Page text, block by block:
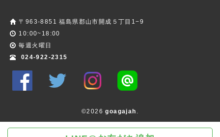
〒963-8851 福島県郡山市開成５丁目1−9
10:00~18:00
毎週火曜日
024-922-2315
©2026goagajah .